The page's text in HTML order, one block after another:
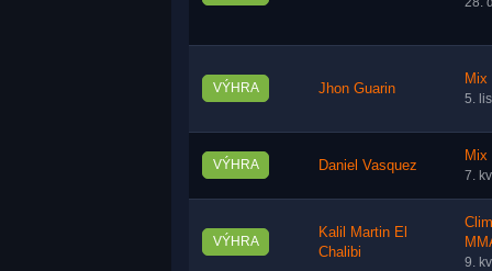
VÝHRA Jhon Guarin
Mix
5.
VÝHRA Daniel Vasquez
Mix
7.
VÝHRA
Kalil Martin El
Chalibi
9.